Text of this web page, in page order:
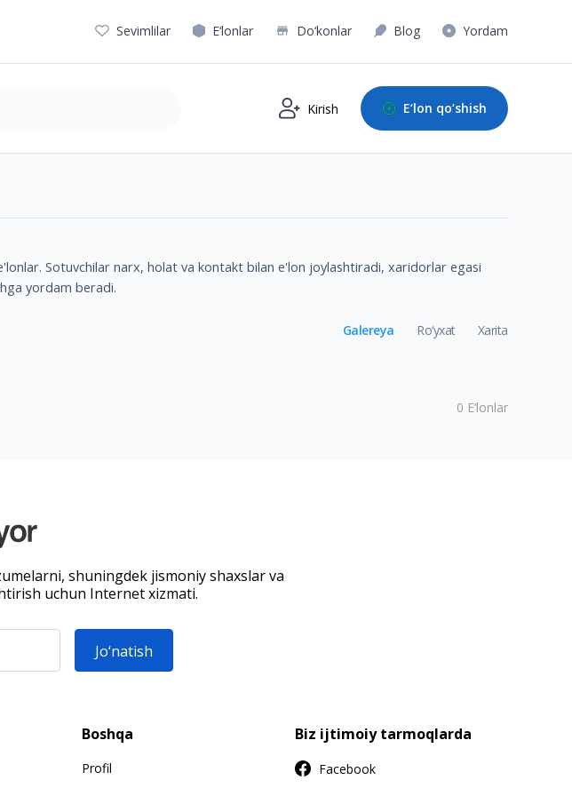
Sevimlilar E‘lonlar Do‘konlar Blog Yordam
Kirish E‘lon qo‘shish
Sotuvchilar narx, holat va kontakt bilan e'lon joylashtiradi, xaridorlar egasi
yordam beradi.
Galereya Ro‘yxat Xarita
0 E‘lonlar
shuningdek jismoniy shaxslar va
uchun Internet xizmati.
Jo‘natish
Boshqa
Profil
Biz ijtimoiy tarmoqlarda
Facebook